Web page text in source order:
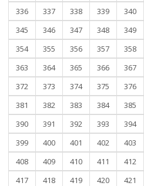
336
337 338 339 340
345
346 347 348 349
354
355 356 357 358
363
364 365 366 367
372
373 374 375 376
381
382 383 384 385
390
391 392 393 394
399
400 401 402 403
408
409 410 411 412
417
418 419 420 421